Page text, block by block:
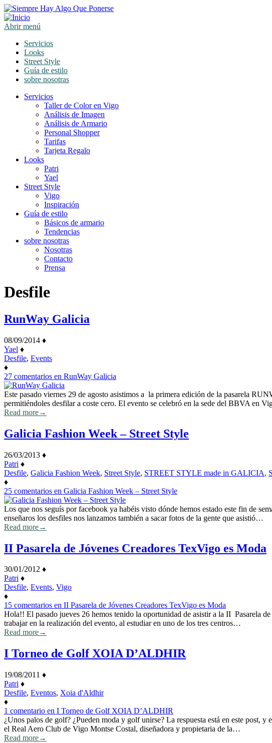
Abrir menú
Servicios
Looks
Street Style
Guía de estilo
sobre nosotras
Servicios
Taller de Color en Vigo
Análisis de Imagen
Análisis de Armario
Personal Shopper
Tarifas
Tarjeta Regalo
Looks
Patri
Yael
Street Style
Vigo
Inspiración
Guía de estilo
Básicos de armario
Tendencias
sobre nosotras
Nosotras
Contacto
Prensa
Desfile
RunWay Galicia
08/09/2014 ♦
Yael ♦
Desfile, Events
♦
27 comentarios en RunWay Galicia
Este pasado viernes 29 de agosto asistimos a la primera edición de la pasarela
permitiéndoles desfilar a coste cero. El evento se celebró en la sede del BBVA en
Read more→
Galicia Fashion Week – Street Style
26/03/2013 ♦
Patri ♦
Desfile, Galicia Fashion Week, Street Style, STREET STYLE made in GALICIA,
♦
25 comentarios en Galicia Fashion Week – Street Style
Los que nos seguís por facebook ya habéis visto dónde hemos estado este fin de
enseñaros los desfiles nos lanzamos también a sacar fotos de la gente que asistió…
Read more→
II Pasarela de Jóvenes Creadores TexVigo es Moda
30/01/2012 ♦
Patri ♦
Desfile, Events, Vigo
♦
15 comentarios en II Pasarela de Jóvenes Creadores TexVigo es Moda
Hola!! El pasado jueves 26 hemos tenido la oportunidad de asistir a la II Pasarela
trabajar en la realización del evento, al estudiar en uno de los tres centros…
Read more→
I Torneo de Golf XOIA D’ALDHIR
19/08/2011 ♦
Patri ♦
Desfile, Eventos, Xoia d'Aldhir
♦
1 comentario en I Torneo de Golf XOIA D’ALDHIR
¿Unos palos de golf? ¿Pueden moda y golf unirse? La respuesta está en este
el Real Aero Club de Vigo Montse Costal, diseñadora y propietaria de la…
Read more→